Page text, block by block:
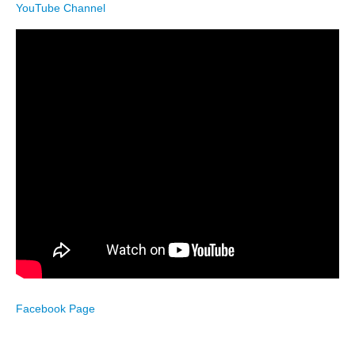
YouTube Channel
Facebook Page